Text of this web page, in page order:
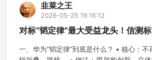
韭菜之王
2026-05-25 19:16:12
对标“韬定律”最大受益龙头！信测
一、华为“韬定律”到底是什么？ • 核心：